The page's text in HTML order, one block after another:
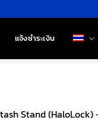
แจ้งชำระเงิน